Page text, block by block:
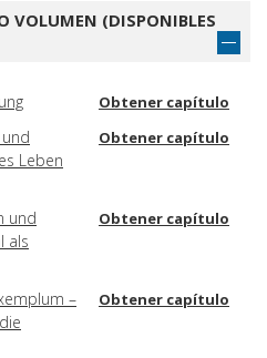
VOLUMEN (DISPONIBLES
Obtener capítulo
Leben
Obtener capítulo
und
als
Obtener capítulo
–
Obtener capítulo